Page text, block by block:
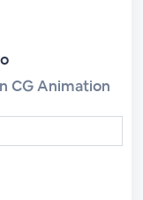
CG Animation